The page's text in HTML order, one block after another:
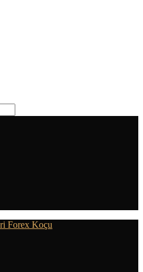
Forex Koçu